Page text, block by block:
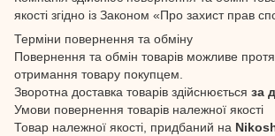
якості згідно із Законом «Про захист прав
Терміни повернення та обміну
Повернення та обмін товарів можливе
отримання товару покупцем.
Зворотна доставка товарів здійснюється за
Умови повернення товарів належної якості
Товар належної якості, придбаний на